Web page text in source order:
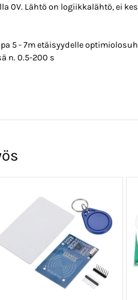
0V. Lähtö on logiikkalähtö, ei
5 - 7m etäisyydelle
n. 0.5-200 s